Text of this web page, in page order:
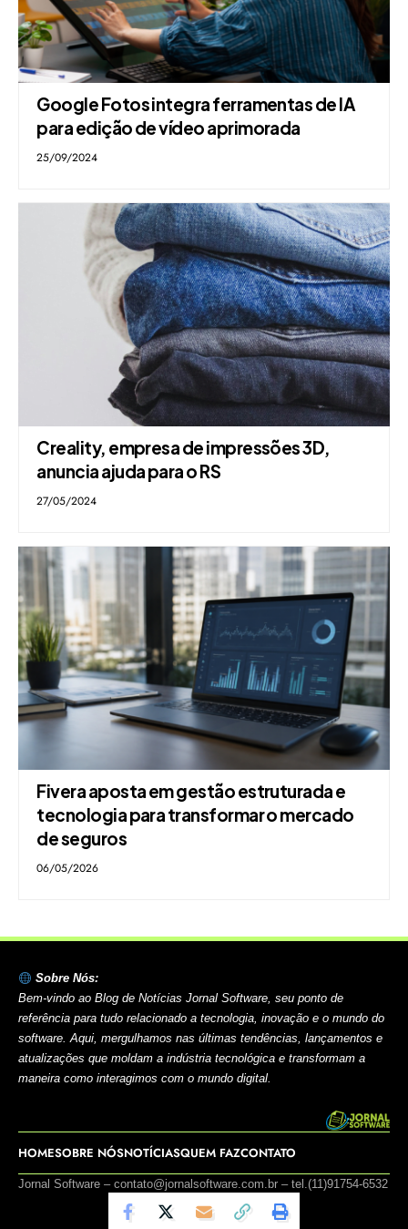
Google Fotos integra ferramentas de IA
para edição de vídeo aprimorada
25/09/2024
Creality, empresa de impressões 3D,
anuncia ajuda para o RS
27/05/2024
Fivera aposta em gestão estruturada e
tecnologia para transformar o mercado
de seguros
06/05/2026
Sobre Nós:
Bem-vindo ao Blog de Notícias Jornal Software, seu ponto de
referência para tudo relacionado a tecnologia, inovação e o mundo do
software. Aqui, mergulhamos nas últimas tendências, lançamentos e
atualizações que moldam a indústria tecnológica e transformam a
maneira como interagimos com o mundo digital.
HOMESOBRE NÓSNOTÍCIASQUEM FAZCONTATO
Jornal Software – contato@jornalsoftware.com.br – tel.(11)91754-6532